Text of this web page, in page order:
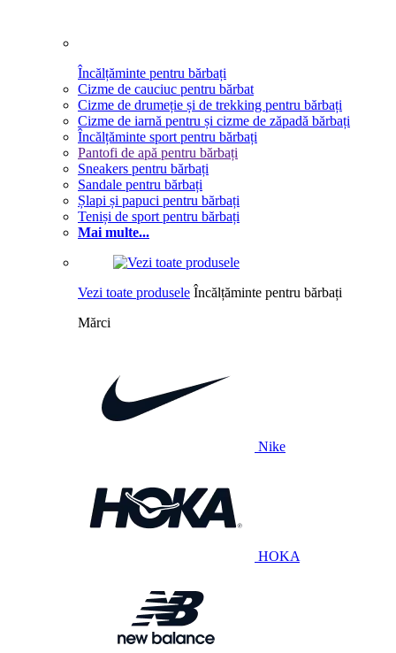
Încălțăminte pentru bărbați
Cizme de cauciuc pentru bărbat
Cizme de drumeție și de trekking pentru bărbați
Cizme de iarnă pentru și cizme de zăpadă bărbați
Încălțăminte sport pentru bărbați
Pantofi de apă pentru bărbați
Sneakers pentru bărbați
Sandale pentru bărbați
Șlapi și papuci pentru bărbați
Teniși de sport pentru bărbați
Mai multe...
Vezi toate produsele Încălțăminte pentru bărbați
Mărci
Nike
HOKA